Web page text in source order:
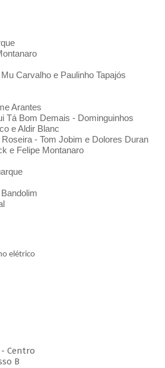
Carvalho e Paulinho Tapajós
Arantes
Tá Bom Demais - Dominguinhos
e Aldir Blanc
- Tom Jobim e Dolores Duran
e Felipe Montanaro
elétrico
Centro
B